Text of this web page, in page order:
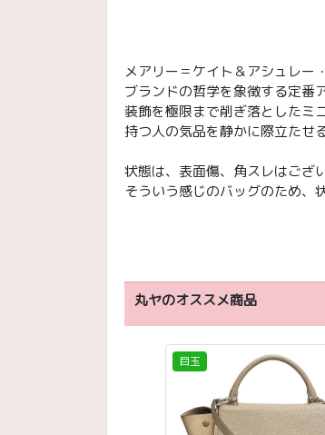
メアリー＝ケイト＆アシュレー
ブランドの哲学を象徴する定番
装飾を極限まで削ぎ落としたミ
持つ人の気品を静かに際立たせ
状態は、表面傷、角スレはござ
そういう感じのバッグのため、
丸ヤのオススメ商品
目玉